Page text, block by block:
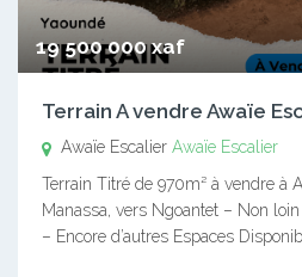
19 500 000 xaf
Terrain A vendre Awaïe
Awaïe Escalier Awaïe Escalier
Terrain Titré de 970m² à vendre à
Manassa, vers Ngoantet – Non
– Encore d’autres Espaces